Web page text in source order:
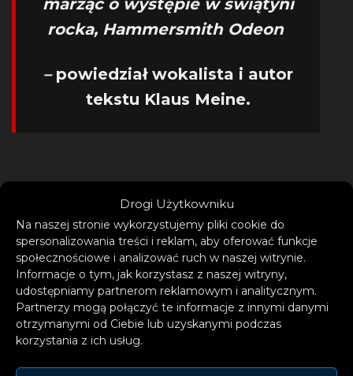
Drogi Użytkowniku
Na naszej stronie wykorzystujemy pliki cookie do
spersonalizowania treści i reklam, aby oferować funkcje
społecznościowe i analizować ruch w naszej witrynie.
Informacje o tym, jak korzystasz z naszej witryny,
udostępniamy partnerom reklamowym i analitycznym.
Partnerzy mogą połączyć te informacje z innymi danymi
otrzymanymi od Ciebie lub uzyskanymi podczas
korzystania z ich usług.
marząc o występie w świątyni
rocka, Hammersmith Odeon
– powiedział wokalista i autor
tekstu Klaus Meine.